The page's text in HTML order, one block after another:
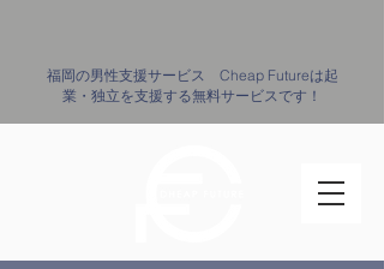
​福岡の男性支援サービス Cheap Futureは起
業・独立を支援する無料サービスです！